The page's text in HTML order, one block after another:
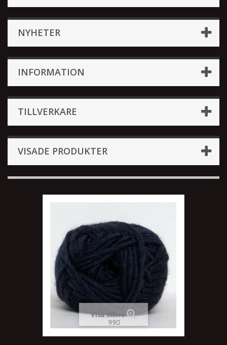
NYHETER
INFORMATION
TILLVERKARE
VISADE PRODUKTER
Visa större